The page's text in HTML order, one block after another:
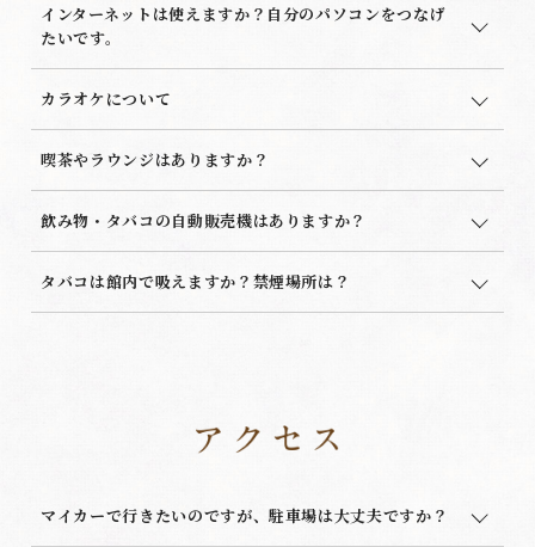
インターネットは使えますか？自分のパソコンをつなげ
たいです。
カラオケについて
喫茶やラウンジはありますか？
飲み物・タバコの自動販売機はありますか？
タバコは館内で吸えますか？禁煙場所は？
マイカーで行きたいのですが、駐車場は大丈夫ですか？